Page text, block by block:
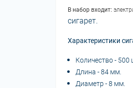
В набор входит:
сигарет.
Характеристики
Количество - 500
Длина - 84 мм.
Диаметр - 8 мм.